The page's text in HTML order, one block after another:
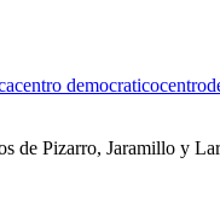
centro democratico
de Pizarro, Jaramillo y